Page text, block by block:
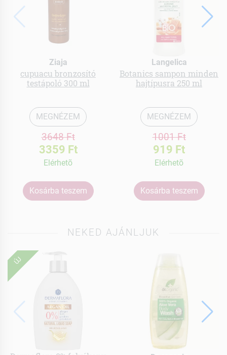
Ziaja
cupuacu bronzosító
testápoló 300 ml
MEGNÉZEM
3648 Ft
3359 Ft
Elérhetõ
Kosárba teszem
Langelica
Botanics sampon minden
hajtípusra 250 ml
MEGNÉZEM
1001 Ft
919 Ft
Elérhetõ
Kosárba teszem
NEKED AJÁNLJUK
ÚJ